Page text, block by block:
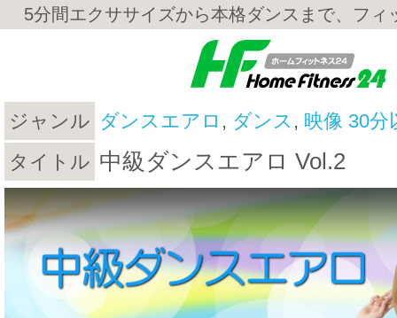
5分間エクササイズから本格ダンスまで、フィ
ジャンル ダンスエアロ , ダンス , 映像 30分
タイトル 中級ダンスエアロ Vol.2